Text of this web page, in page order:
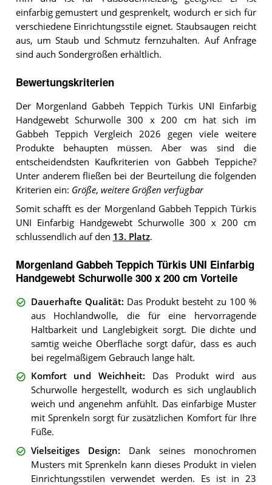
einfarbig gemustert und gesprenkelt, wodurch er sich für
verschiedene Einrichtungsstile eignet. Staubsaugen reicht
aus, um Staub und Schmutz fernzuhalten. Auf Anfrage
sind auch Sondergrößen erhältlich.
Bewertungskriterien
Der Morgenland Gabbeh Teppich Türkis UNI Einfarbig
Handgewebt Schurwolle 300 x 200 cm hat sich im
Gabbeh Teppich Vergleich 2026 gegen viele weitere
Produkte behaupten müssen. Aber was sind die
entscheidendsten Kaufkriterien von Gabbeh Teppiche?
Unter anderem fließen bei der Beurteilung die folgenden
Kriterien ein: Größe, weitere Größen verfügbar
Somit schafft es der Morgenland Gabbeh Teppich Türkis
UNI Einfarbig Handgewebt Schurwolle 300 x 200 cm
schlussendlich auf den 13. Platz.
Morgenland Gabbeh Teppich Türkis UNI Einfarbig
Handgewebt Schurwolle 300 x 200 cm Vorteile
Dauerhafte Qualität: Das Produkt besteht zu 100 %
aus Hochlandwolle, die für eine hervorragende
Haltbarkeit und Langlebigkeit sorgt. Die dichte und
samtig weiche Oberfläche sorgt dafür, dass es auch
bei regelmäßigem Gebrauch lange hält.
Komfort und Weichheit: Das Produkt wird aus
Schurwolle hergestellt, wodurch es sich unglaublich
weich und angenehm anfühlt. Das einfarbige Muster
mit Sprenkeln sorgt für zusätzlichen Komfort für Ihre
Füße.
Vielseitiges Design: Dank seines monochromen
Musters mit Sprenkeln kann dieses Produkt in vielen
Einrichtungsstilen verwendet werden. Es ist in 23